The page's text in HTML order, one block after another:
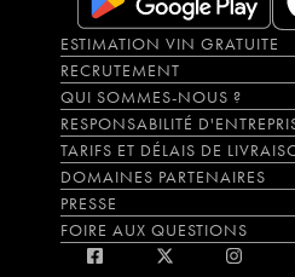
ESTIMATION VIN GRATUITE
RECRUTEMENT
QUI SOMMES-NOUS ?
RESPONSABILITÉ
TARIFS ET DÉLAIS DE
DOMAINES PARTENAIRES
PRESSE
FOIRE AUX QUESTIONS